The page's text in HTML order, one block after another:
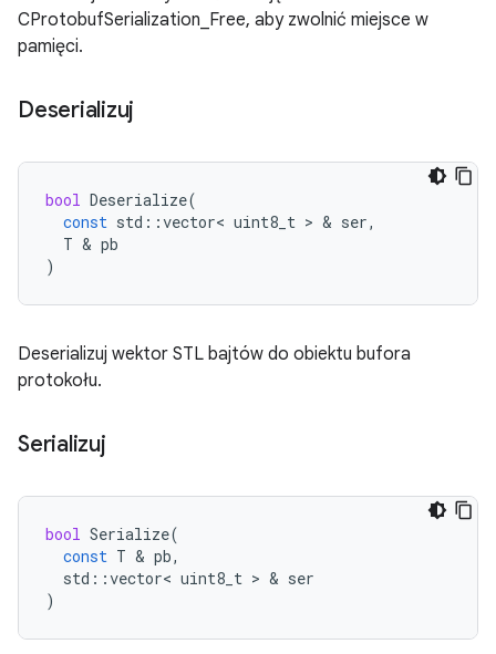
CProtobufSerialization_Free, aby zwolnić miejsce w
pamięci.
Deserializuj
bool Deserialize(
const std ::vector< uint8_t > & ser,
T & pb
)
Deserializuj wektor STL bajtów do obiektu bufora
protokołu.
Serializuj
bool Serialize(
const T & pb,
std ::vector< uint8_t > & ser
)